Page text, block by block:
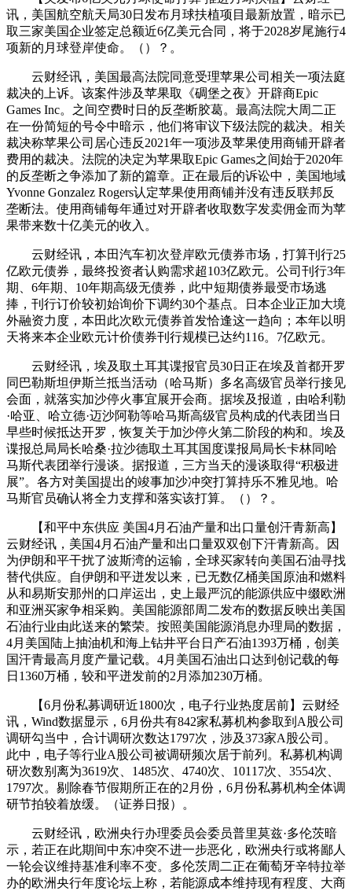
讯，美国航空航天局30日发布月球扶植项目最新放置，暗示已
取三家美国企业签定总额近6亿美元合同，将于2028岁尾施行4
项新的月球登岸使命。（）？。
云财经讯，美国最高法院同意受理苹果公司相关一项法庭
裁决的上诉。该案件涉及苹果取《碉堡之夜》开辟商Epic
Games Inc。之间空费时日的反垄断胶葛。最高法院大周二正
在一份简短的号令中暗示，他们将审议下级法院的裁决。相关
裁决称苹果公司居心违反2021年一项涉及苹果使用商铺开辟者
费用的裁决。法院的决定为苹果取Epic Games之间始于2020年
的反垄断之争添加了新的篇章。正在最后的诉讼中，美国地域
Yvonne Gonzalez Rogers认定苹果使用商铺并没有违反联邦反
垄断法。使用商铺每年通过对开辟者收取数字发卖佣金而为苹
果带来数十亿美元的收入。
云财经讯，本田汽车初次登岸欧元债券市场，打算刊行25
亿欧元债券，最终投资者认购需求超103亿欧元。公司刊行3年
期、6年期、10年期高级无债券，此中短期债券最受市场逃
捧，刊行订价较初始询价下调约30个基点。日本企业正加大境
外融资力度，本田此次欧元债券首发恰逢这一趋向；本年以明
天将来本企业欧元计价债券刊行规模已达约116。7亿欧元。
云财经讯，埃及取土耳其谍报官员30日正在埃及首都开罗
同巴勒斯坦伊斯兰抵当活动（哈马斯）多名高级官员举行接见
会面，就落实加沙停火事宜展开会商。据埃及报道，由哈利勒
·哈亚、哈立德·迈沙阿勒等哈马斯高级官员构成的代表团当日
早些时候抵达开罗，恢复关于加沙停火第二阶段的构和。埃及
谍报总局局长哈桑·拉沙德取土耳其国度谍报局局长卡林同哈
马斯代表团举行漫谈。据报道，三方当天的漫谈取得“积极进
展”。各方对美国提出的竣事加沙冲突打算持乐不雅见地。哈
马斯官员确认将全力支撑和落实该打算。（）？。
【和平中东供应 美国4月石油产量和出口量创汗青新高】
云财经讯，美国4月石油产量和出口量双双创下汗青新高。因
为伊朗和平干扰了波斯湾的运输，全球买家转向美国石油寻找
替代供应。自伊朗和平迸发以来，已无数亿桶美国原油和燃料
从和易斯安那州的口岸运出，史上最严沉的能源供应中缀欧洲
和亚洲买家争相采购。美国能源部周二发布的数据反映出美国
石油行业由此送来的繁荣。按照美国能源消息办理局的数据，
4月美国陆上抽油机和海上钻井平台日产石油1393万桶，创美
国汗青最高月度产量记载。4月美国石油出口达到创记载的每
日1360万桶，较和平迸发前的2月添加230万桶。
【6月份私募调研近1800次，电子行业热度居前】云财经
讯，Wind数据显示，6月份共有842家私募机构参取到A股公司
调研勾当中，合计调研次数达1797次，涉及373家A股公司。
此中，电子等行业A股公司被调研频次居于前列。私募机构调
研次数别离为3619次、1485次、4740次、10117次、3554次、
1797次。剔除春节假期所正在的2月份，6月份私募机构全体调
研节拍较着放缓。（证券日报）。
云财经讯，欧洲央行办理委员会委员普里莫兹·多伦茨暗
示，若正在此期间中东冲突不进一步恶化，欧洲央行或将鄙人
一轮会议维持基准利率不变。多伦茨周二正在葡萄牙辛特拉举
办的欧洲央行年度论坛上称，若能源成本维持现有程度、大商